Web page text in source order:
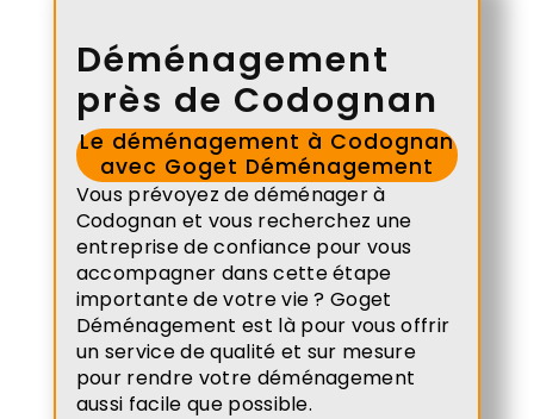
Déménagement
près de Codognan
Le déménagement à Codognan
avec Goget Déménagement
Vous prévoyez de déménager à
Codognan et vous recherchez une
entreprise de confiance pour vous
accompagner dans cette étape
importante de votre vie ? Goget
Déménagement est là pour vous offrir
un service de qualité et sur mesure
pour rendre votre déménagement
aussi facile que possible.